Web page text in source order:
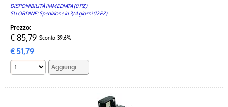
DISPONIBILITÀ IMMEDIATA (0 PZ)
SU ORDINE: Spedizione in 3/4 giorni (12 PZ)
Prezzo:
€ 85,79 Sconto 39.6%
€51,79